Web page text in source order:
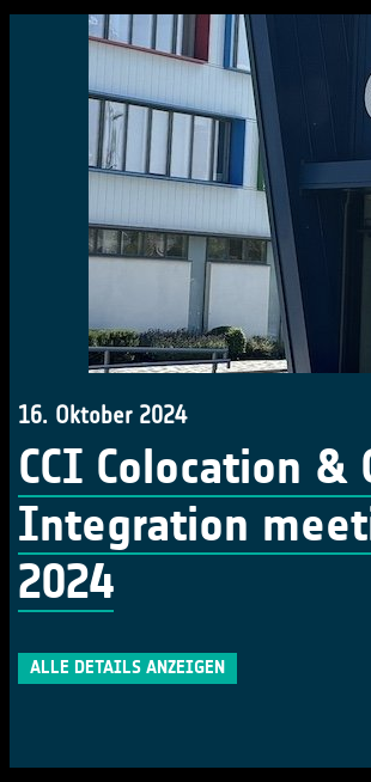
16. Oktober 2024
CCI Colocation &
Integration
2024
ALLE DETAILS ANZEIGEN